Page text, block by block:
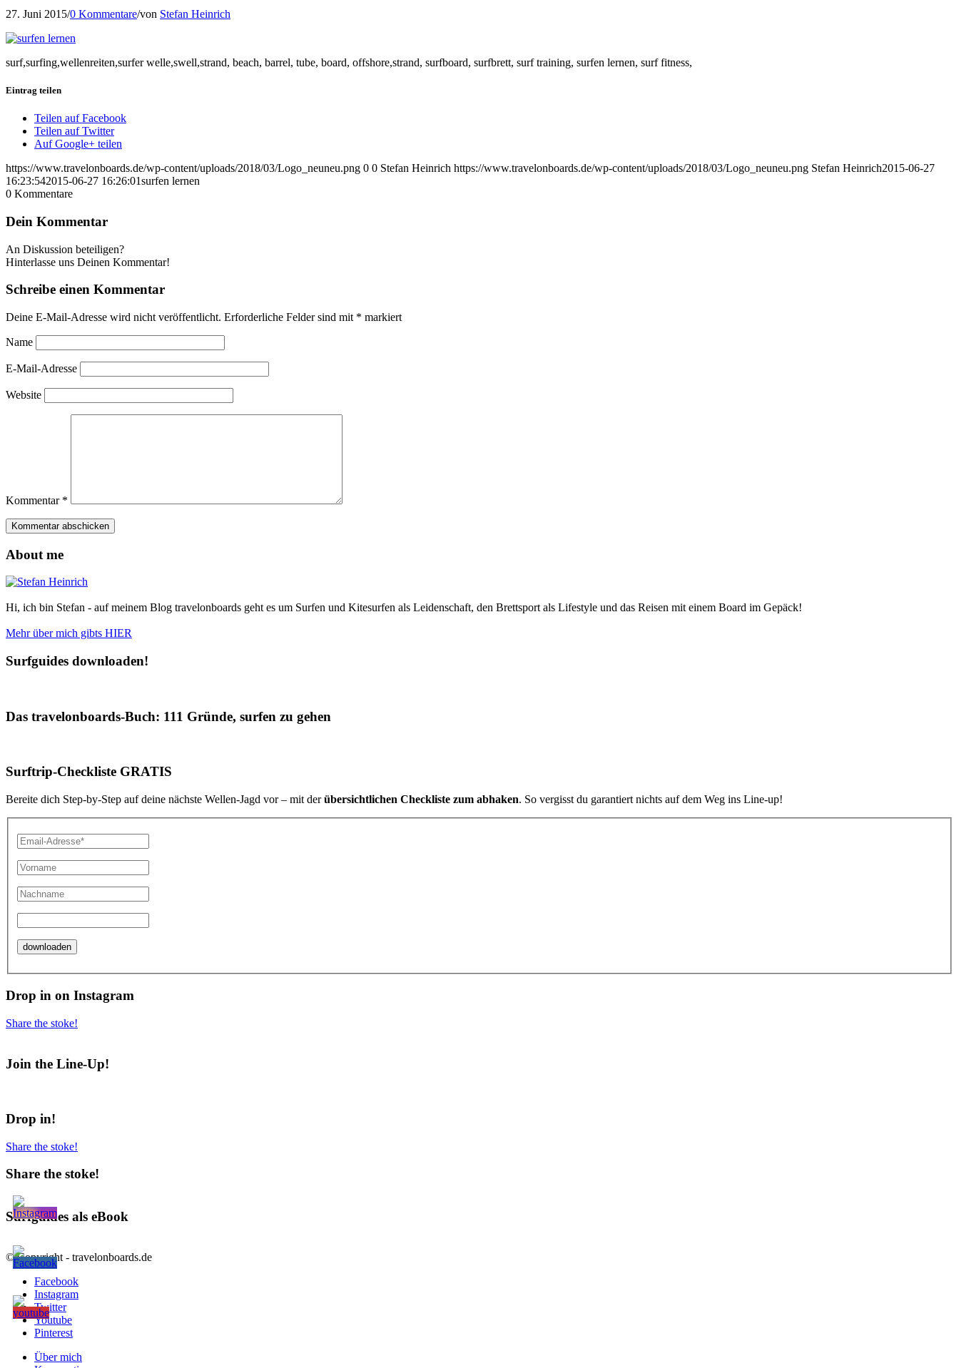
27. Juni 2015/0 Kommentare/von Stefan Heinrich
surf,surfing,wellenreiten,surfer welle,swell,strand, beach, barrel, tube, board, offshore,strand, surfboard, surfbrett, surf training, surfen lernen, surf fitness,
Eintrag teilen
Teilen auf Facebook
Teilen auf Twitter
Auf Google+ teilen
https://www.travelonboards.de/wp-content/uploads/2018/03/Logo_neuneu.png 0 0 Stefan Heinrich https://www.travelonboards.de/wp-content/uploads/2018/03/Logo_neuneu.png Stefan Heinrich2015-06-27
16:23:542015-06-27 16:26:01surfen lernen
0 Kommentare
Dein Kommentar
An Diskussion beteiligen?
Hinterlasse uns Deinen Kommentar!
Schreibe einen Kommentar
Deine E-Mail-Adresse wird nicht veröffentlicht. Erforderliche Felder sind mit * markiert
Name
E-Mail-Adresse
Website
Kommentar *
About me
Hi, ich bin Stefan - auf meinem Blog travelonboards geht es um Surfen und Kitesurfen als Leidenschaft, den Brettsport als Lifestyle und das Reisen mit einem Board im Gepäck!
Mehr über mich gibts HIER
Surfguides downloaden!
Das travelonboards-Buch: 111 Gründe, surfen zu gehen
Surftrip-Checkliste GRATIS
Bereite dich Step-by-Step auf deine nächste Wellen-Jagd vor – mit derübersichtlichen Checkliste zum abhaken. So vergisst du garantiert nichts auf dem Weg ins Line-up!
Drop in on Instagram
Share the stoke!
Join the Line-Up!
Drop in!
Share the stoke!
Share the stoke!
Surfguides als eBook
© Copyright - travelonboards.de
Facebook
Instagram
Twitter
Youtube
Pinterest
Über mich